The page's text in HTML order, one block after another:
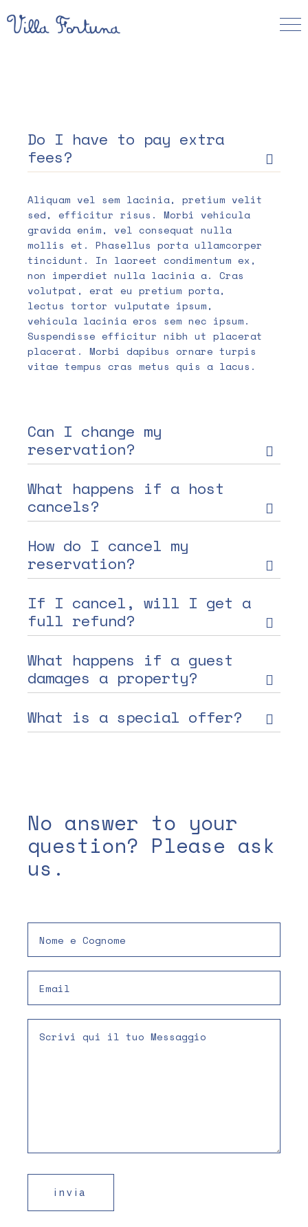
Do I have to pay extra
fees?
Aliquam vel sem lacinia, pretium velit
sed, efficitur risus. Morbi vehicula
gravida enim, vel consequat nulla
mollis et. Phasellus porta ullamcorper
tincidunt. In laoreet condimentum ex,
non imperdiet nulla lacinia a. Cras
volutpat, erat eu pretium porta,
lectus tortor vulputate ipsum,
vehicula lacinia eros sem nec ipsum.
Suspendisse efficitur nibh ut placerat
placerat. Morbi dapibus ornare turpis
vitae tempus cras metus quis a lacus.
Can I change my
reservation?
What happens if a host
cancels?
How do I cancel my
reservation?
If I cancel, will I get a
full refund?
What happens if a guest
damages a property?
What is a special offer?
No answer to your
question? Please ask
us.
invia